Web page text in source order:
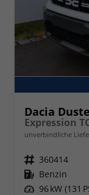
Dacia
unverbindliche
Fahrzeugnr. 360414
Kraftstoff Benzin
Leistung 96 kW (131